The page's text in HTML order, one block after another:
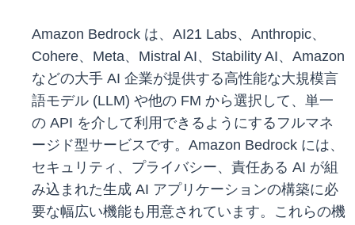
Amazon Bedrock は、AI21 Labs、Anthropic、
Cohere、Meta、Mistral AI、Stability AI、Amazon
などの大手 AI 企業が提供する高性能な大規模言
語モデル (LLM) や他の FM から選択して、単一
の API を介して利用できるようにするフルマネ
ージド型サービスです。Amazon Bedrock には、
セキュリティ、プライバシー、責任ある AI が組
み込まれた生成 AI アプリケーションの構築に必
要な幅広い機能も用意されています。これらの機